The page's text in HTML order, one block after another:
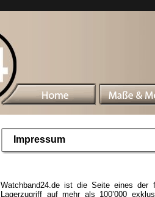
Impressum
Watchband24.de ist die Seite eines der
Lagerzugriff auf mehr als 100’000